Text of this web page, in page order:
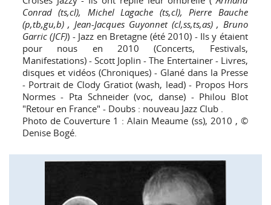
Conrad (ts,cl), Michel Lagache (ts,cl), Pierre Bauche
(p,tb,gu,b) , Jean-Jacques Guyonnet (cl,ss,ts,as) , Bruno
Garric (JCF)) - Jazz en Bretagne (été 2010) - Ils y étaient
pour nous en 2010 (Concerts, Festivals,
Manifestations) - Scott Joplin - The Entertainer - Livres,
disques et vidéos (Chroniques) - Glané dans la Presse
- Portrait de Clody Gratiot (wash, lead) - Propos Hors
Normes - Pta Schneider (voc, danse) - Philou Blot
"Retour en France" - Doubs : nouveau Jazz Club .
Photo de Couverture 1 : Alain Meaume (ss), 2010 , ©
Denise Bogé.